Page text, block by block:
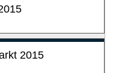
2015